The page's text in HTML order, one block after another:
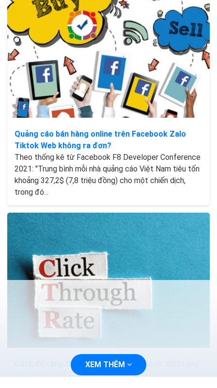
Quảng cáo bán hàng online trên Facebook Zalo
Tiktok Web không ra đơn?
Theo thống kê từ Facebook F8 Developer Conference
2021: "Trung bình mỗi nhà quảng cáo Việt Nam tiêu tốn
khoảng 327,2$ (7,8 triệu đồng) cho một chiến dịch,
trong đó...
Cách để tăng CTR Google Ads Facebook SEO tăng
125% tỷ lệ nhấp chuột
XEM THÊM